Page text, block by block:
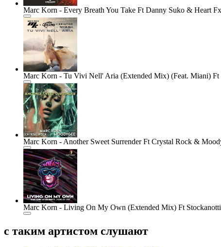
Marc Korn - Every Breath You Take Ft Danny Suko & Heart Fx
Marc Korn - Tu Vivi Nell' Aria (Extended Mix) (Feat. Miani)
Marc Korn - Another Sweet Surrender Ft Crystal Rock &
Marc Korn - Living On My Own (Extended Mix) Ft
с таким артистом слушают